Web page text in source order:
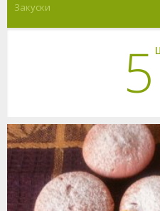
Закуски
5